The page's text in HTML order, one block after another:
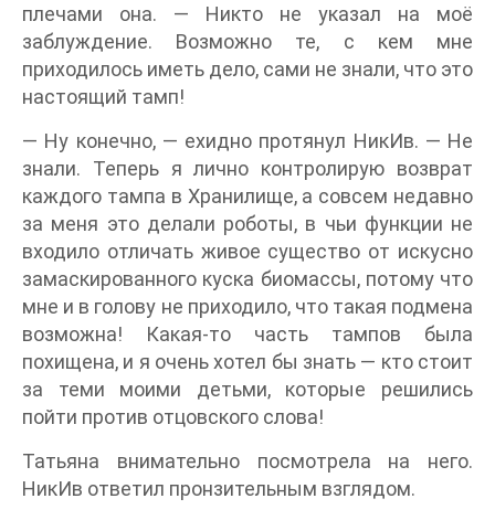
плечами она. — Никто не указал на моё
заблуждение. Возможно те, с кем мне
приходилось иметь дело, сами не знали, что это
настоящий тамп!
— Ну конечно, — ехидно протянул НикИв. — Не
знали. Теперь я лично контролирую возврат
каждого тампа в Хранилище, а совсем недавно
за меня это делали роботы, в чьи функции не
входило отличать живое существо от искусно
замаскированного куска биомассы, потому что
мне и в голову не приходило, что такая подмена
возможна! Какая-то часть тампов была
похищена, и я очень хотел бы знать — кто стоит
за теми моими детьми, которые решились
пойти против отцовского слова!
Татьяна внимательно посмотрела на него.
НикИв ответил пронзительным взглядом.